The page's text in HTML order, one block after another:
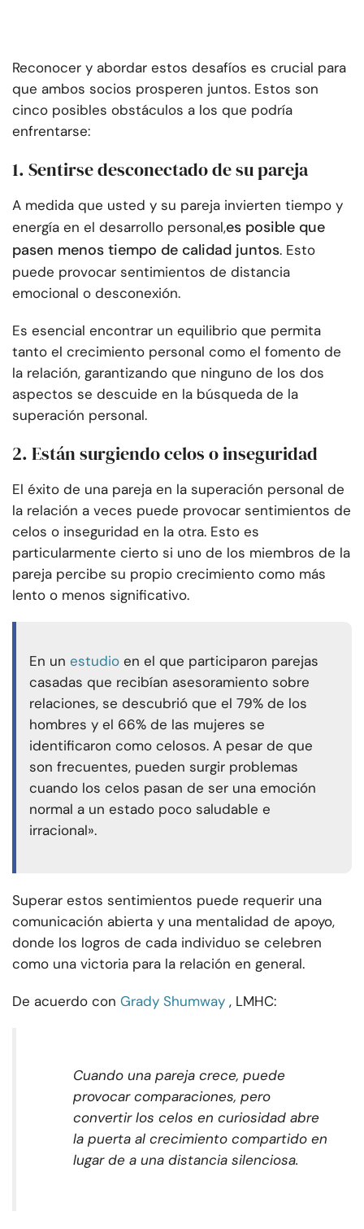
Reconocer y abordar estos desafíos es crucial para
que ambos socios prosperen juntos. Estos son
cinco posibles obstáculos a los que podría
enfrentarse:
1. Sentirse desconectado de su pareja
A medida que usted y su pareja invierten tiempo y
energía en el desarrollo personal,es posible que
pasen menos tiempo de calidad juntos. Esto
puede provocar sentimientos de distancia
emocional o desconexión.
Es esencial encontrar un equilibrio que permita
tanto el crecimiento personal como el fomento de
la relación, garantizando que ninguno de los dos
aspectos se descuide en la búsqueda de la
superación personal.
2. Están surgiendo celos o inseguridad
El éxito de una pareja en la superación personal de
la relación a veces puede provocar sentimientos de
celos o inseguridad en la otra. Esto es
particularmente cierto si uno de los miembros de la
pareja percibe su propio crecimiento como más
lento o menos significativo.
En un estudio en el que participaron parejas
casadas que recibían asesoramiento sobre
relaciones, se descubrió que el 79% de los
hombres y el 66% de las mujeres se
identificaron como celosos. A pesar de que
son frecuentes, pueden surgir problemas
cuando los celos pasan de ser una emoción
normal a un estado poco saludable e
irracional».
Superar estos sentimientos puede requerir una
comunicación abierta y una mentalidad de apoyo,
donde los logros de cada individuo se celebren
como una victoria para la relación en general.
De acuerdo con Grady Shumway , LMHC:
Cuando una pareja crece, puede
provocar comparaciones, pero
convertir los celos en curiosidad abre
la puerta al crecimiento compartido en
lugar de a una distancia silenciosa.